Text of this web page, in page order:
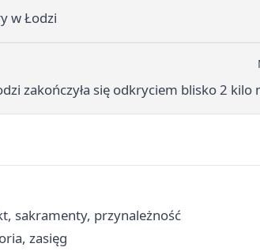
w Łodzi
zakończyła się odkryciem blisko 2 kilo
sakramenty, przynależność
zasięg